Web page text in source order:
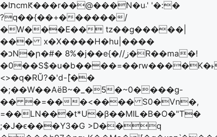
�lתcmԞ���r��@���N�u܁' '�:�
?q��{��+������/
�W���E�� tz��g�����|
��� x�X����H�hu|����
�כN�ր�#� 8%�j��e{�//ز�R��ma�!
<>�q�RŬ?� 'd-ؕ[��
�;��W��AëB~�_�5�~0����g-
�� �=���<���� S0�Vn�,
=��LN���t*U�β��MIL�B�O�"T�
;�J�ϵ���Y3�G >D��q